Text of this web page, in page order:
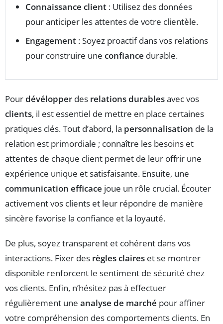
Connaissance client : Utilisez des données
pour anticiper les attentes de votre clientèle.
Engagement : Soyez proactif dans vos relations
pour construire une confiance durable.
Pourdévélopper des relations durablesavec vos
clients, il est essentiel de mettre en place certaines
pratiques clés. Tout d’abord, la personnalisation de la
relation est primordiale ; connaître les besoins et
attentes de chaque client permet de leur offrir une
expérience unique et satisfaisante. Ensuite, une
communication efficace joue un rôle crucial. Écouter
activement vos clients et leur répondre de manière
sincère favorise la confiance et la loyauté.
De plus, soyez transparent et cohérent dans vos
interactions. Fixer des règles claires et se montrer
disponible renforcent le sentiment de sécurité chez
vos clients. Enfin, n’hésitez pas à effectuer
régulièrement une analyse de marché pour affiner
votre compréhension des comportements clients. En